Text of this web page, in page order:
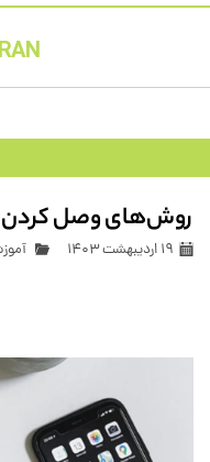
خروج از حساب کاربری
روش‌های وصل کردن
۱۹ اردیبهشت ۱۴۰۳